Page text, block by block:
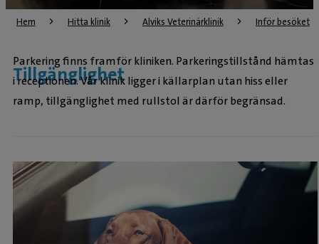
Hem Hitta klinik Alviks Veterinärklinik Inför besöket
Tillgänglighet
Parkering finns framför kliniken. Parkeringstillstånd hämtas
i receptionen. Vår klinik ligger i källarplan utan hiss eller
ramp, tillgänglighet med rullstol är därför begränsad.